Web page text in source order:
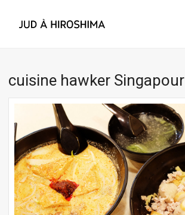
cuisine hawker Singapour